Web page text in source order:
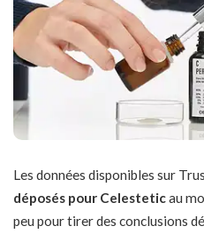
Les données disponibles sur
déposés pour Celesteticau
peu pour tirer des conclusions